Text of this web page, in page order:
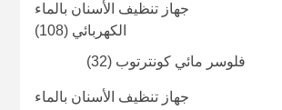
جهاز تنظيف الأسنان بالماء
الكهربائي (108)
فلوسر مائي كونترتوب (32)
جهاز تنظيف الأسنان بالماء